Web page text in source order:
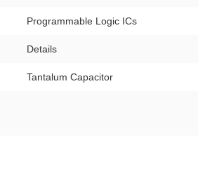
Programmable Logic ICs
Details
Tantalum Capacitor